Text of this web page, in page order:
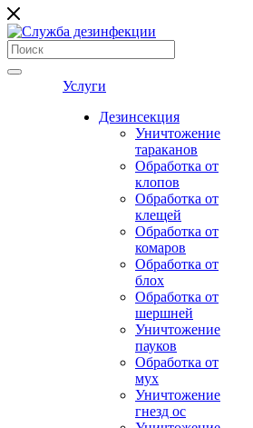
Услуги
Дезинсекция
Уничтожение
тараканов
Обработка от
клопов
Обработка от
клещей
Обработка от
комаров
Обработка от
блох
Обработка от
шершней
Уничтожение
пауков
Обработка от
мух
Уничтожение
гнезд ос